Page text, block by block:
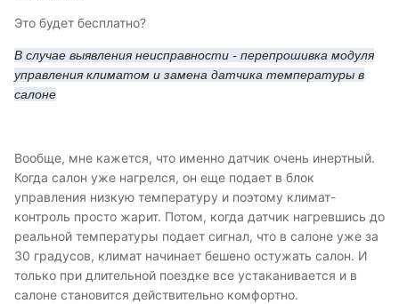
Это будет бесплатно?
В случае выявления неисправности - перепрошивка модуля
управления климатом и замена датчика температуры в
салоне
Вообще, мне кажется, что именно датчик очень инертный.
Когда салон уже нагрелся, он еще подает в блок
управления низкую температуру и поэтому климат-
контроль просто жарит. Потом, когда датчик нагревшись до
реальной температуры подает сигнал, что в салоне уже за
30 градусов, климат начинает бешено остужать салон. И
только при длительной поездке все устаканивается и в
салоне становится действительно комфортно.